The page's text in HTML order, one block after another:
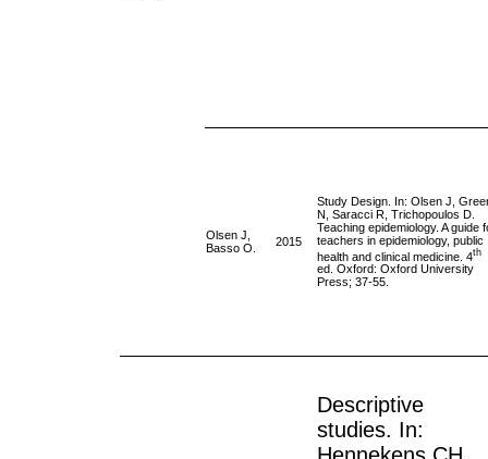
Olsen J,
Basso O.
2015
Study Design. In: Olsen J,
N, Saracci R, Trichopoulos D.
Teaching epidemiology. A guide
teachers in epidemiology, public
health and clinical medicine. 4th
ed. Oxford: Oxford University
Press; 37-55.
Descriptive
studies. In: